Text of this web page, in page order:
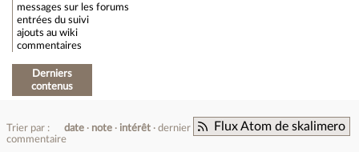
messages sur les forums
entrées du suivi
ajouts au wiki
commentaires
Derniers
contenus
Flux Atom de skalimero
Trier par : date note intérêt
dernier
commentaire